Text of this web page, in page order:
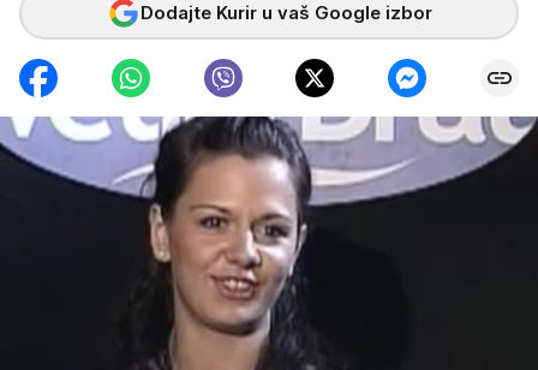
Dodajte Kurir u vaš Google izbor